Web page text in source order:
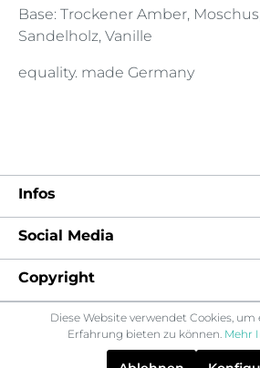
Base: Trockener Amber,
Sandelholz, Vanille
equality. made Germany
Infos
Social Media
Copyright
Diese Website verwendet Cookies,
Erfahrung bieten zu können. Mehr